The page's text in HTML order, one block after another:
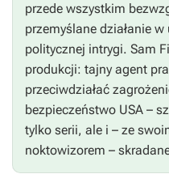
przede wszystkim
przemyślane działanie
politycznej intrygi. Sam
produkcji: tajny agent
przeciwdziałać
bezpieczeństwo USA –
tylko serii, ale i – ze
noktowizorem –